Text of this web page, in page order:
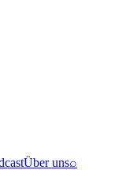
Über uns⌕